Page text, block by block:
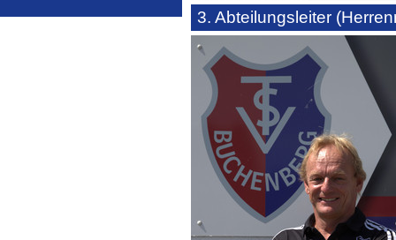
3. Abteilungsleiter